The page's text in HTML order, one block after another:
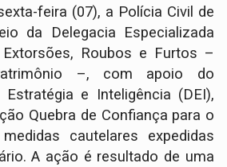
feira (07), a Polícia Civil de
da Delegacia Especializada
Roubos e Furtos –
–, com apoio do
Estratégia e Inteligência (DEI),
Quebra de Confiança para o
cautelares expedidas
A ação é resultado de uma